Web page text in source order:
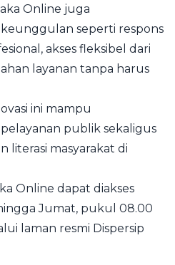
Online juga
seperti respons
akses fleksibel dari
layanan tanpa harus
ini mampu
publik sekaligus
masyarakat di
Online dapat diakses
Jumat, pukul 08.00
laman resmi Dispersip